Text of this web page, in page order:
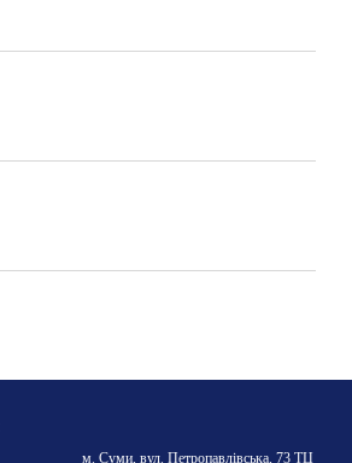
м. Суми, вул. Петропавлівська, 73 ТЦ